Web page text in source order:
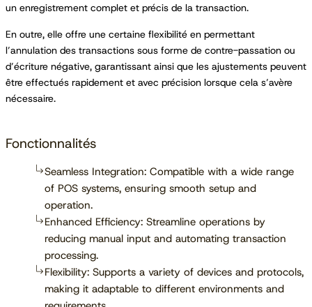
un enregistrement complet et précis de la transaction.
En outre, elle offre une certaine flexibilité en permettant
l’annulation des transactions sous forme de contre-passation ou
d’écriture négative, garantissant ainsi que les ajustements peuvent
être effectués rapidement et avec précision lorsque cela s’avère
nécessaire.
Fonctionnalités
Seamless Integration: Compatible with a wide range
of POS systems, ensuring smooth setup and
operation.
Enhanced Efficiency: Streamline operations by
reducing manual input and automating transaction
processing.
Flexibility: Supports a variety of devices and protocols,
making it adaptable to different environments and